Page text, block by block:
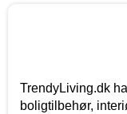
TrendyLiving.dk
boligtilbehør,